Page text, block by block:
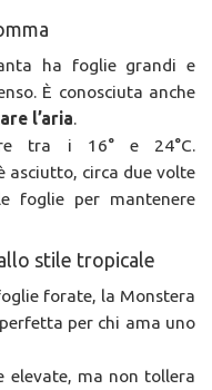
ha foglie grandi e
È conosciuta anche
l’aria.
tra i 16° e 24°C.
asciutto, circa due volte
foglie per mantenere
stile tropicale
forate, la Monstera
per chi ama uno
elevate, ma non tollera